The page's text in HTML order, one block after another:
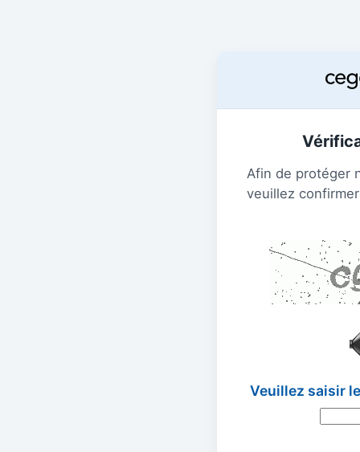
Afin de protéger
veuillez
Veuillez saisir